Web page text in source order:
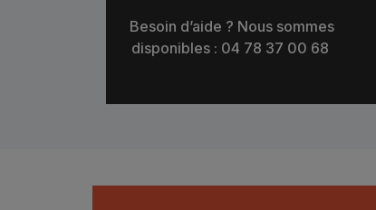
Besoin d’aide ? Nous sommes
disponibles : 04 78 37 00 68